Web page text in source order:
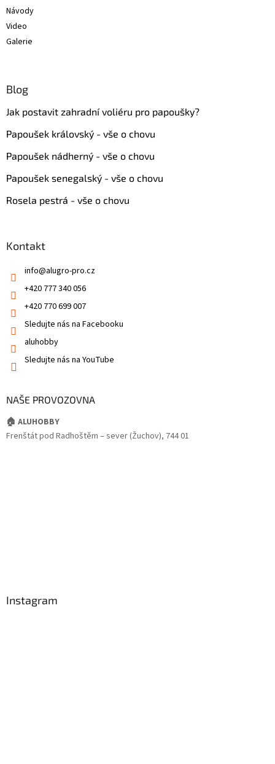
Návody
Video
Galerie
Blog
Jak postavit zahradní voliéru pro papoušky?
Papoušek královský - vše o chovu
Papoušek nádherný - vše o chovu
Papoušek senegalský - vše o chovu
Rosela pestrá - vše o chovu
Kontakt
info@alugro-pro.cz
+420 777 340 056
+420 770 699 007
Sledujte nás na Facebooku
aluhobby
Sledujte nás na YouTube
NAŠE PROVOZOVNA
🏠 ALUHOBBY
Frenštát pod Radhoštěm – sever (Žuchov), 744 01
Instagram